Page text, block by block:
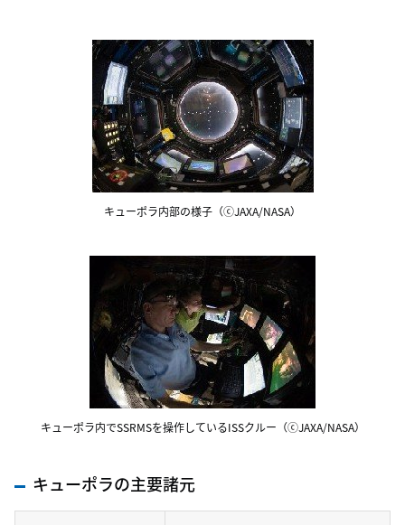
キューポラ内部の様子（ⓒJAXA/NASA）
キューポラ内でSSRMSを操作しているISSクルー（ⓒJAXA/NASA）
キューポラの主要諸元